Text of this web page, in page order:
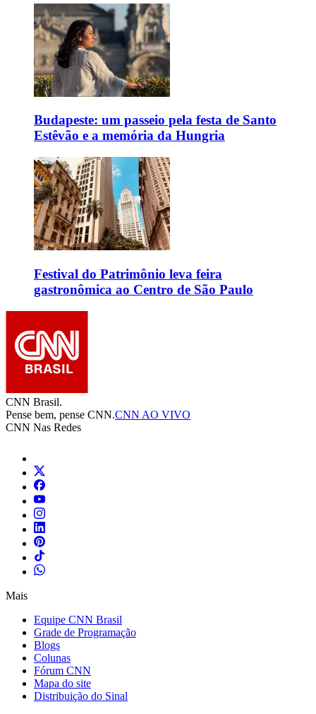
Budapeste: um passeio pela festa de Santo
Estêvão e a memória da Hungria
Festival do Patrimônio leva feira
gastronômica ao Centro de São Paulo
CNN Brasil.
Pense bem, pense CNN.CNN AO VIVO
CNN Nas Redes
Mais
Equipe CNN Brasil
Grade de Programação
Blogs
Colunas
Fórum CNN
Mapa do site
Distribuição do Sinal